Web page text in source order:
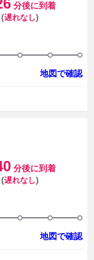
分後に到着
(遅れなし)
地図で確認
分後に到着
(遅れなし)
地図で確認